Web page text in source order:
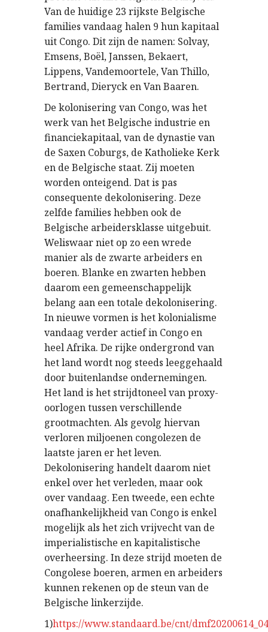
Van de huidige 23 rijkste Belgische
families vandaag halen 9 hun kapitaal
uit Congo. Dit zijn de namen: Solvay,
Emsens, Boël, Janssen, Bekaert,
Lippens, Vandemoortele, Van Thillo,
Bertrand, Dieryck en Van Baaren.
De kolonisering van Congo, was het
werk van het Belgische industrie en
financiekapitaal, van de dynastie van
de Saxen Coburgs, de Katholieke Kerk
en de Belgische staat. Zij moeten
worden onteigend. Dat is pas
consequente dekolonisering. Deze
zelfde families hebben ook de
Belgische arbeidersklasse uitgebuit.
Weliswaar niet op zo een wrede
manier als de zwarte arbeiders en
boeren. Blanke en zwarten hebben
daarom een gemeenschappelijk
belang aan een totale dekolonisering.
In nieuwe vormen is het kolonialisme
vandaag verder actief in Congo en
heel Afrika. De rijke ondergrond van
het land wordt nog steeds leeggehaald
door buitenlandse ondernemingen.
Het land is het strijdtoneel van proxy-
oorlogen tussen verschillende
grootmachten. Als gevolg hiervan
verloren miljoenen congolezen de
laatste jaren er het leven.
Dekolonisering handelt daarom niet
enkel over het verleden, maar ook
over vandaag. Een tweede, een echte
onafhankelijkheid van Congo is enkel
mogelijk als het zich vrijvecht van de
imperialistische en kapitalistische
overheersing. In deze strijd moeten de
Congolese boeren, armen en arbeiders
kunnen rekenen op de steun van de
Belgische linkerzijde.
1)https://www.standaard.be/cnt/